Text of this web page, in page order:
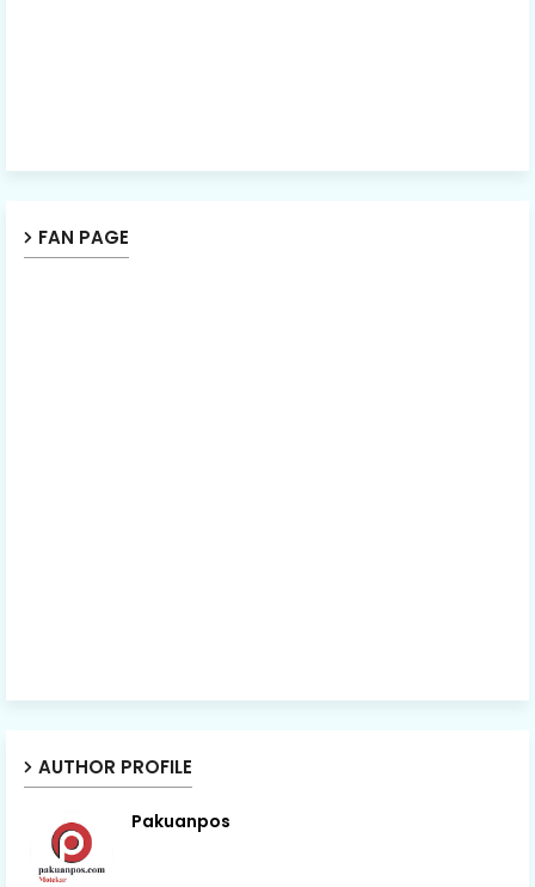
FAN PAGE
AUTHOR PROFILE
Pakuanpos